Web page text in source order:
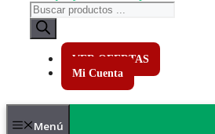
Búsqueda
de
productos
VER OFERTAS
Mi Cuenta
Menú